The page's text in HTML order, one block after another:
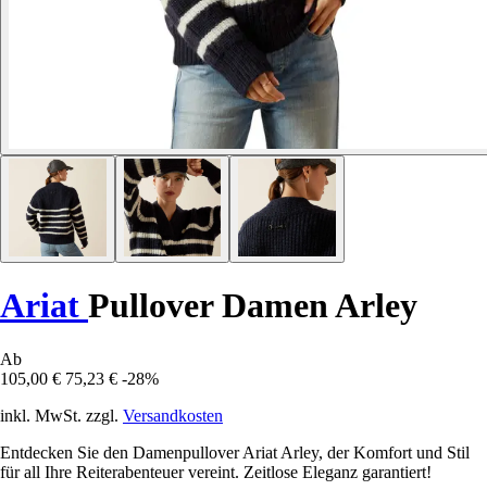
Ariat Pullover Damen Arley
Ab
105,00 € 75,23 € -28%
inkl. MwSt. zzgl. Versandkosten
Entdecken Sie den Damenpullover Ariat Arley, der Komfort und Stil
für all Ihre Reiterabenteuer vereint. Zeitlose Eleganz garantiert!